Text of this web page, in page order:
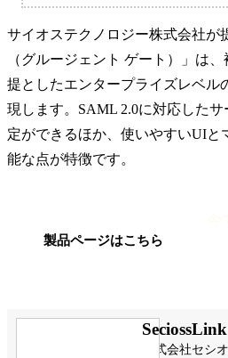
サイオステクノロジー株式会社が
（グルージェント ゲート）」は
提としたエンタープライズレベル
現します。SAML 2.0に対応した
定ができるほか、使いやすいUIと
能な点が特徴です。
製品ページはこちら
株式会社セシ